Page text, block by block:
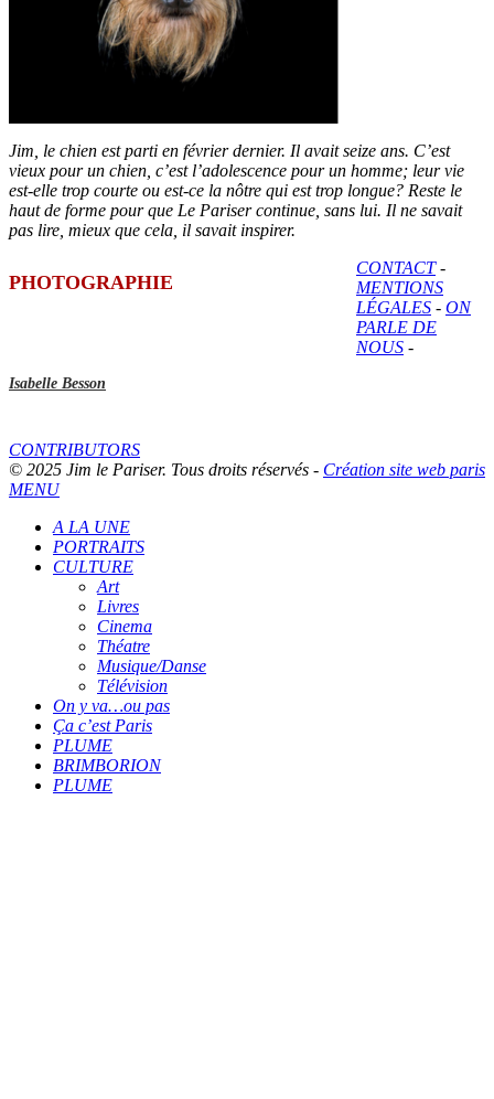
Jim, le chien est parti en février dernier. Il avait seize ans. C’est
vieux pour un chien, c’est l’adolescence pour un homme; leur vie
est-elle trop courte ou est-ce la nôtre qui est trop longue? Reste le
haut de forme pour que Le Pariser continue, sans lui. Il ne savait
pas lire, mieux que cela, il savait inspirer.
PHOTOGRAPHIE
Isabelle Besson
CONTACT-
MENTIONS
LÉGALES - ON
PARLE DE
NOUS -
CONTRIBUTORS
© 2025 Jim le Pariser. Tous droits réservés - Création site web paris
MENU
A LA UNE
PORTRAITS
CULTURE
Art
Livres
Cinema
Théatre
Musique/Danse
Télévision
On y va…ou pas
Ça c’est Paris
PLUME
BRIMBORION
PLUME